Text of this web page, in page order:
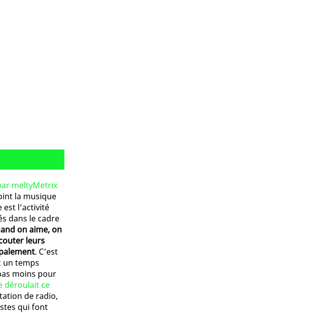
meltyMetrix
la musique
l’activité
dans le cadre
on aime, on
leurs
. C’est
un temps
moins pour
déroulait ce
de radio,
qui font